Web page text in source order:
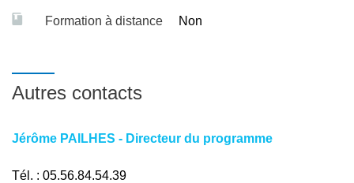
Formation à distance Non
Autres contacts
Jérôme PAILHES - Directeur du programme
Tél. : 05.56.84.54.39